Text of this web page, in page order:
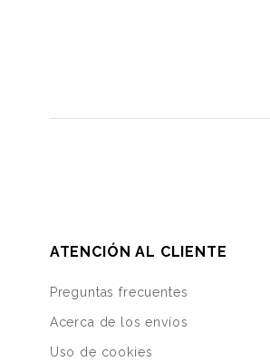
ATENCIÓN AL CLIENTE
Preguntas frecuentes
Acerca de los envíos
Uso de cookies